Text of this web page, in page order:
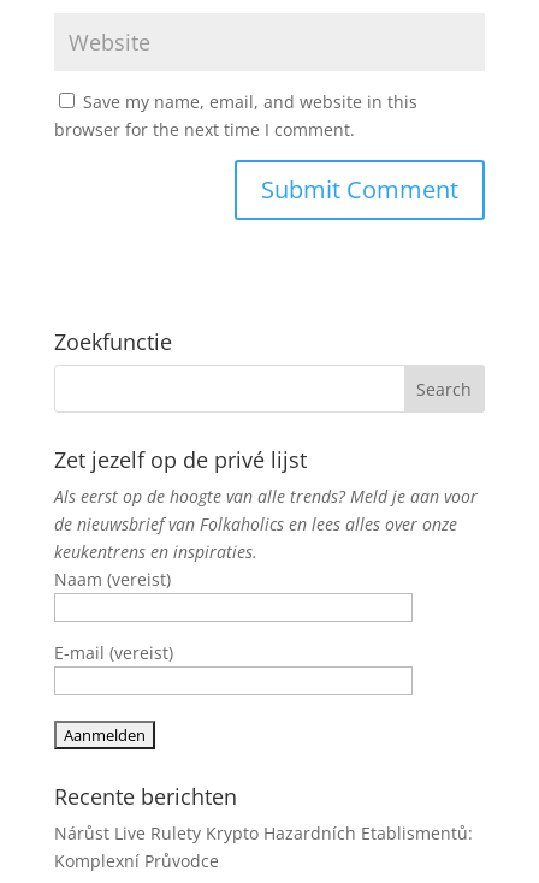
Save my name, email, and website in this
browser for the next time I comment.
Zoekfunctie
Zet jezelf op de privé lijst
Als eerst op de hoogte van alle trends? Meld je aan voor
de nieuwsbrief van Folkaholics en lees alles over onze
keukentrens en inspiraties.
Naam (vereist)
E-mail (vereist)
Recente berichten
Nárůst Live Rulety Krypto Hazardních Etablismentů:
Komplexní Průvodce